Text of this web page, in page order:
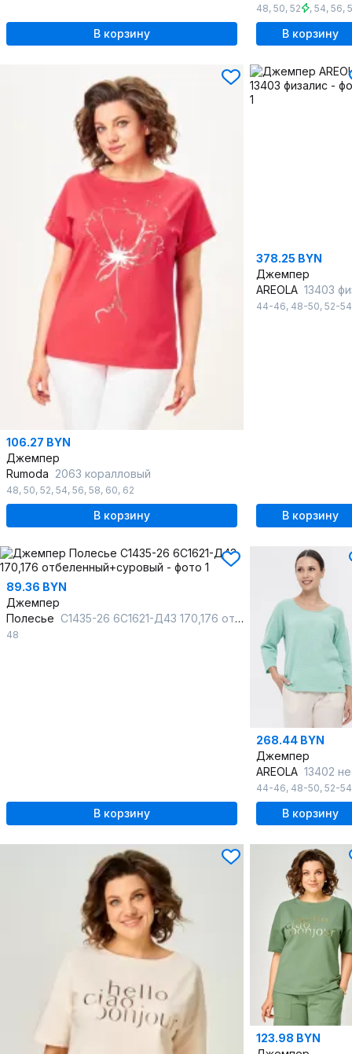
В корзину
48, 50, 52 , 54, 56,
В корзину
106.27 BYN
Джемпер
Rumoda 2063 коралловый
48, 50, 52, 54, 56, 58, 60, 62
В корзину
378.25 BYN
Джемпер
AREOLA 13403
44-46, 48-50, 52-54
В корзину
89.36 BYN
Джемпер
Полесье С1435-26 6С1621-Д43 170,176 отбеленный+суровый
48
В корзину
268.44 BYN
Джемпер
AREOLA 13402
44-46, 48-50, 52-54
В корзину
123.98 BYN